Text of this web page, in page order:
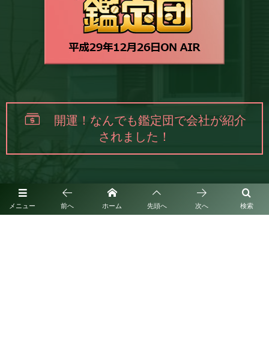
メニュー 検索
前へ ホーム 先頭へ 次へ
開運！なんでも鑑定団で会社が紹介
されました！